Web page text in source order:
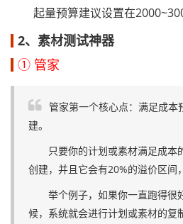
起量预算建议设置在
2、素材测试神器
① 管家
管家第一个核心点：满足成本
建。
只要你的计划或素材满足成本
创建，并且它会有20%的溢价区间
举个例子，如果你一直跑得很
候，系统就会进行计划或素材的复